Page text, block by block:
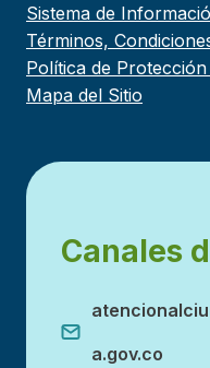
Sistema de
Términos,
Política de
Mapa del Sitio
Canales
a.gov.co